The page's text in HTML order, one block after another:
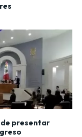
presentar